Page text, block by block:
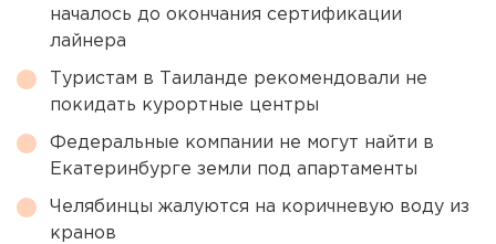
началось до окончания сертификации
лайнера
Туристам в Таиланде рекомендовали не
покидать курортные центры
Федеральные компании не могут найти в
Екатеринбурге земли под апартаменты
Челябинцы жалуются на коричневую воду из
кранов